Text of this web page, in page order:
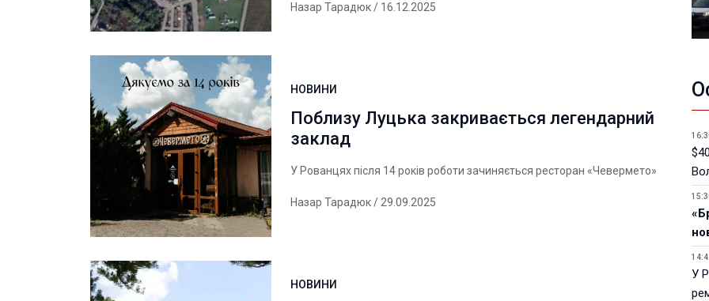
Назар Тарадюк/ 16.12.2025
НОВИНИ
Поблизу Луцька закривається легендарний
заклад
У Рованцях після 14 років роботи зачиняється ресторан «Чевермето»
Назар Тарадюк/ 29.09.2025
НОВИНИ
У